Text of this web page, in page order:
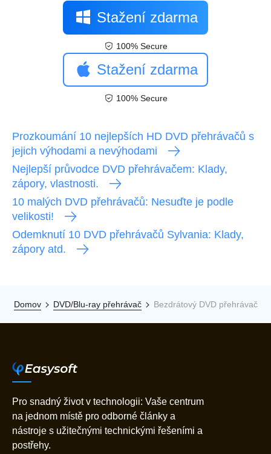
Stažení zdarma
100% Secure
Stažení zdarma
100% Secure
Prozkoumání 10 nejlepších HD DVD přehrávačů s
jejich výhodami a nevýhodami
Nejlepší průvodce DVD přehrávačem: Klady,
zápory, vlastnosti.
10 malých DVD přehrávačů: Nesuďte je podle
velikosti!
Odemknutí 10 DVD přehrávačů Sylvania: Klady,
zápory atd.
Domov DVD/Blu-ray přehrávač Bezdrátový DVD přehrávač
Pro snadný život v technologii: Vaše centrum
na jednom místě pro odborné články a
nástroje s užitečnými technickými řešeními a
postřehy.